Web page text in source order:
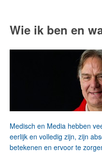
Wie ik ben en
Medisch en Media hebben
eerlijk en volledig zijn, zijn
betekenen en ervoor te